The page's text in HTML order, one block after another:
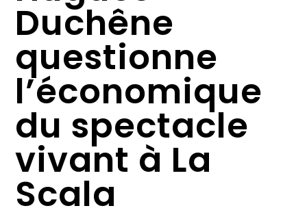
Duchêne
questionne
l’économique
du spectacle
vivant à La
Scala